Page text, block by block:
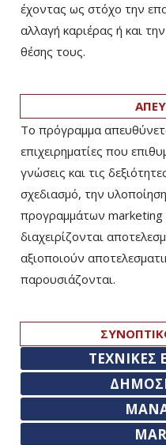
έχοντας ως στόχο την
αλλαγή καριέρας ή και
θέσης τους.
Το πρόγραμμα
επιχειρηματίες που
γνώσεις και τις
σχεδιασμό, την
προγραμμάτων marketing
διαχειρίζονται
αξιοποιούν
παρουσιάζονται.
ΤΕΧΝΙΚΕΣ